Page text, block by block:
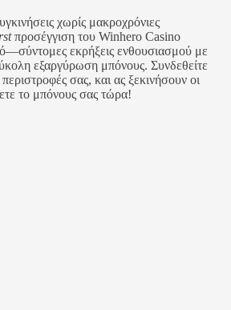
χωρίς μακροχρόνιες
προσέγγιση του Winhero Casino
εκρήξεις ενθουσιασμού με
εξαργύρωση μπόνους. Συνδεθείτε
σας, και ας ξεκινήσουν οι
το μπόνους σας τώρα!